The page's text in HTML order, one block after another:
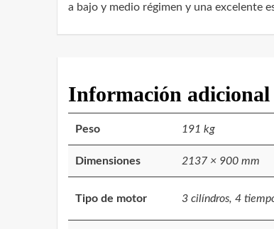
a bajo y medio régimen y una excelente
Información adicional
Peso 191 kg
Dimensiones 2137 × 900 mm
Tipo de motor 3 cilíndros, 4